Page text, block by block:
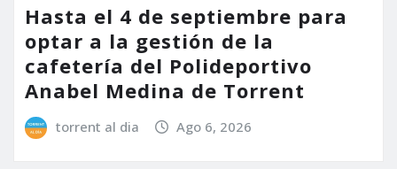
Hasta el 4 de septiembre para
optar a la gestión de la
cafetería del Polideportivo
Anabel Medina de Torrent
torrent al dia Ago 6, 2026